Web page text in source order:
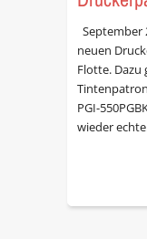
September
neuen
Flotte. Dazu
PGI-
wieder